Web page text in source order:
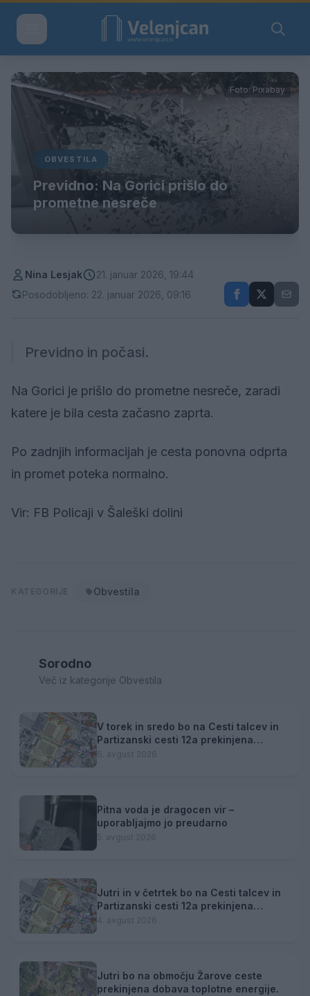
Foto: Pixabay
OBVESTILA
Previdno: Na Gorici prišlo do
prometne nesreče
Nina Lesjak
21. januar 2026, 19:44
Posodobljeno: 22. januar 2026, 09:16
Previdno in počasi.
Na Gorici je prišlo do prometne nesreče, zaradi
katere je bila cesta začasno zaprta.
Po zadnjih informacijah je cesta ponovna odprta
in promet poteka normalno.
Vir: FB Policaji v Šaleški dolini
Obvestila
Sorodno
Več iz kategorije Obvestila
V torek in sredo bo na Cesti talcev in
Partizanski cesti 12a prekinjena
dobava toplotne energije
6. avgust 2026
Pitna voda je dragocen vir –
uporabljajmo jo preudarno
5. avgust 2026
Jutri in v četrtek bo na Cesti talcev in
Partizanski cesti 12a prekinjena
dobava toplotne energije.
4. avgust 2026
Jutri bo na območju Žarove ceste
prekinjena dobava toplotne energije.